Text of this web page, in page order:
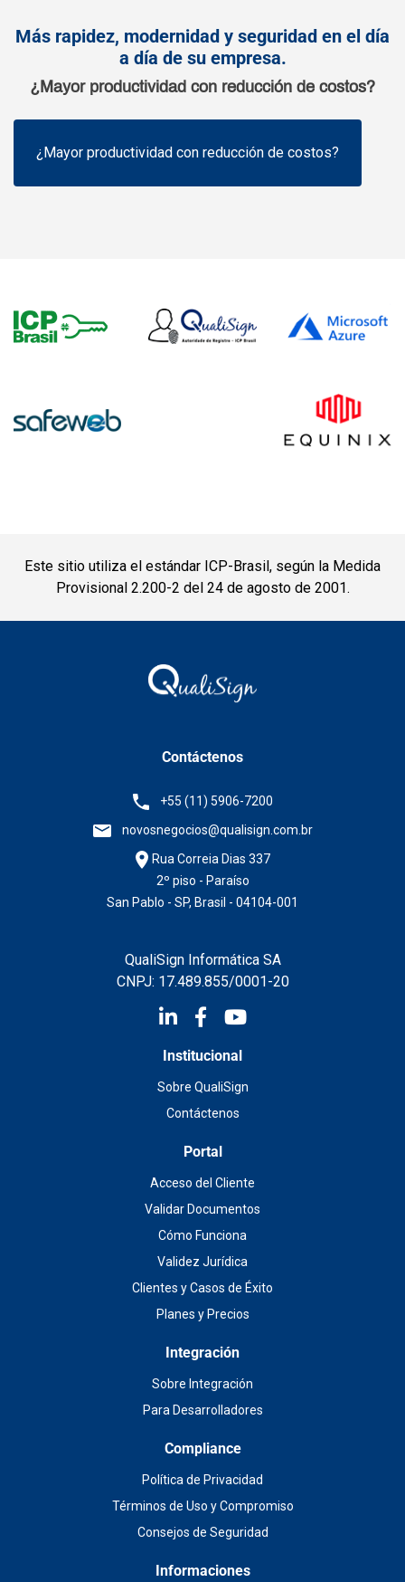
Más rapidez, modernidad y seguridad en el día
a día de su empresa.
¿Mayor productividad con reducción de costos?
¿Mayor productividad con reducción de costos?
Este sitio utiliza el estándar ICP-Brasil, según la Medida
Provisional 2.200-2 del 24 de agosto de 2001.
Contáctenos
+55 (11) 5906-7200
novosnegocios@qualisign.com.br
Rua Correia Dias 337
2º piso - Paraíso
San Pablo - SP, Brasil - 04104-001
QualiSign Informática SA
CNPJ: 17.489.855/0001-20
Institucional
Sobre QualiSign
Contáctenos
Portal
Acceso del Cliente
Validar Documentos
Cómo Funciona
Validez Jurídica
Clientes y Casos de Éxito
Planes y Precios
Integración
Sobre Integración
Para Desarrolladores
Compliance
Política de Privacidad
Términos de Uso y Compromiso
Consejos de Seguridad
Informaciones